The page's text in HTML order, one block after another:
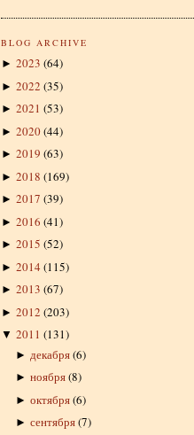
BLOG ARCHIVE
► 2023 (64)
► 2022 (35)
► 2021 (53)
► 2020(44)
► 2019 (63)
► 2018 (169)
► 2017 (39)
► 2016 (41)
► 2015 (52)
► 2014 (115)
► 2013 (67)
► 2012 (203)
▼ 2011 (131)
► декабря(6)
► ноября(8)
► октября(6)
► сентября(7)